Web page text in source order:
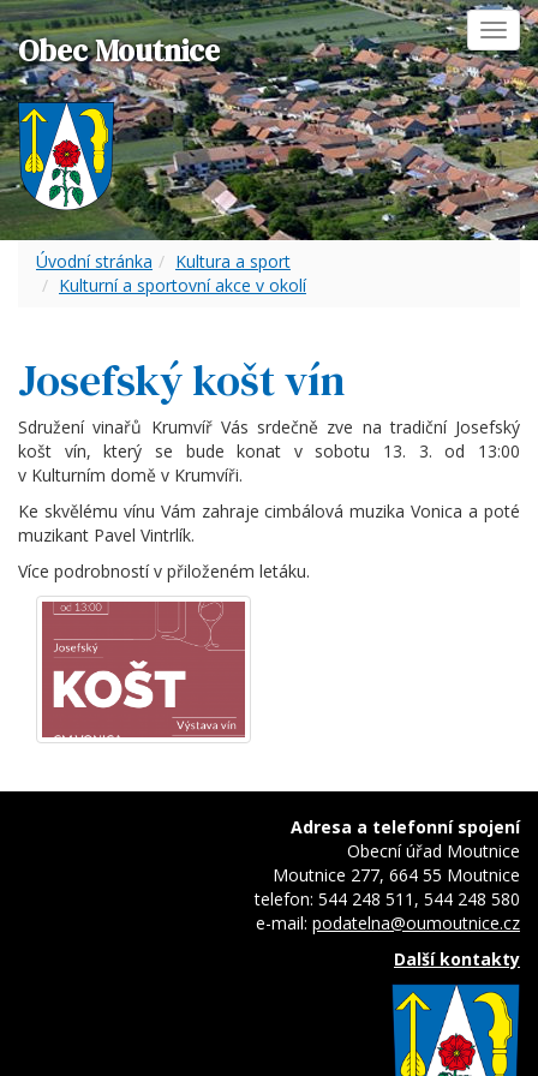
Obec Moutnice
Úvodní stránka
Kultura a sport
Kulturní a sportovní akce v okolí
Josefský košt vín
Sdružení vinařů Krumvíř Vás srdečně zve na tradiční Josefský
košt vín, který se bude konat v sobotu 13. 3. od 13:00
v Kulturním domě v Krumvíři.
Ke skvělému vínu Vám zahraje cimbálová muzika Vonica a poté
muzikant Pavel Vintrlík.
Více podrobností v přiloženém letáku.
Adresa a telefonní spojení
Obecní úřad Moutnice
Moutnice 277, 664 55 Moutnice
telefon: 544 248 511, 544 248 580
e-mail: podatelna@oumoutnice.cz
Další kontakty